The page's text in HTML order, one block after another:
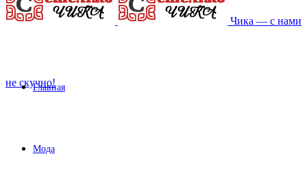
Чика — с нами
не скучно!
Главная
Мода